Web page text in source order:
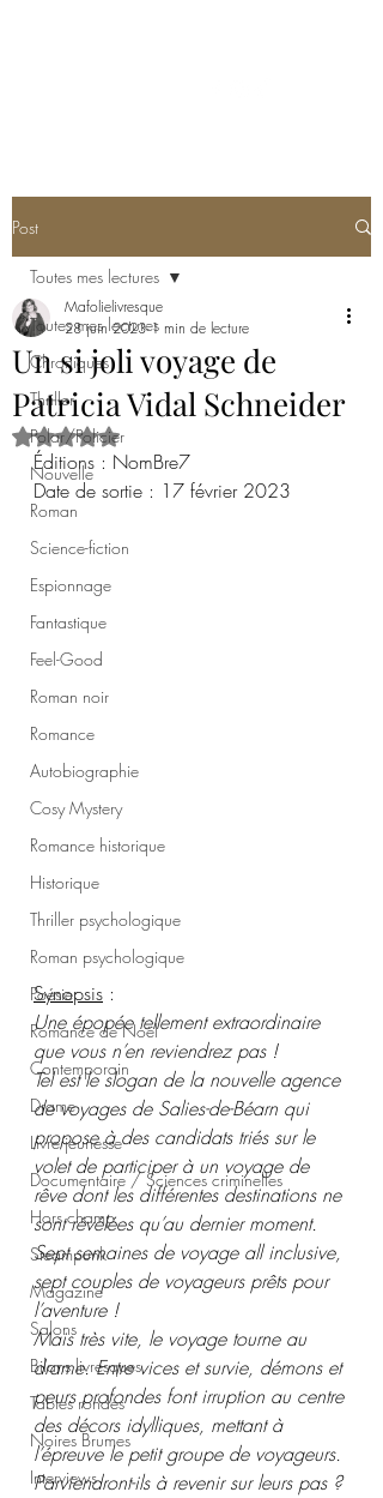
Post
Toutes mes lectures
Chroniques
Thriller
Polar/Policier
Nouvelle
Roman
Science-fiction
Espionnage
Fantastique
Feel-Good
Roman noir
Romance
Autobiographie
Cosy Mystery
Romance historique
Historique
Thriller psychologique
Roman psychologique
Poésie
Romance de Noël
Contemporain
Drame
Livre jeunesse
Documentaire / Sciences criminelles
Hors champ
Steampunk
Magazine
Salons
Bilans livresques
Tables rondes
Noires Brumes
Interviews
Toutes mes lectures
Un si joli voyage de
Patricia Vidal Schneider
Mafolielivresque
28 juin 2023 1 min de lecture
Noté NaN étoiles sur 5.
Éditions : NomBre7
Date de sortie : 17 février 2023
Synopsis :
Une épopée tellement extraordinaire
que vous n’en reviendrez pas !
Tel est le slogan de la nouvelle agence
de voyages de Salies-de-Béarn qui
propose à des candidats triés sur le
volet de participer à un voyage de
rêve dont les différentes destinations ne
sont révélées qu’au dernier moment.
Sept semaines de voyage all inclusive,
sept couples de voyageurs prêts pour
l’aventure !
Mais très vite, le voyage tourne au
drame. Entre vices et survie, démons et
peurs profondes font irruption au centre
des décors idylliques, mettant à
l’épreuve le petit groupe de voyageurs.
Parviendront-ils à revenir sur leurs pas ?